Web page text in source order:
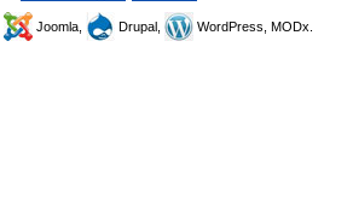
Joomla, Drupal, WordPress, MODx.